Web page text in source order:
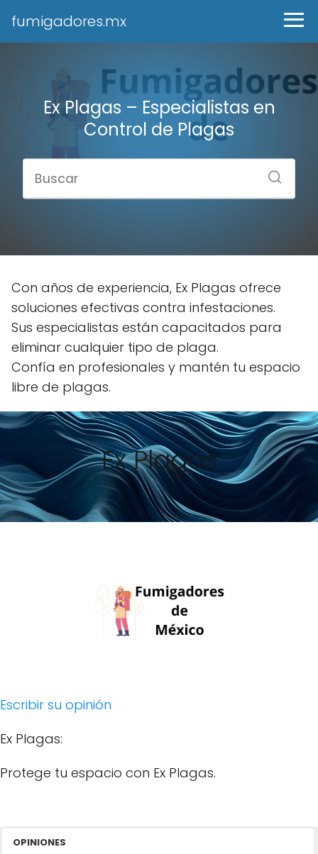
fumigadores.mx
Ex Plagas – Especialistas en
Control de Plagas
Con años de experiencia, Ex Plagas ofrece
soluciones efectivas contra infestaciones.
Sus especialistas están capacitados para
eliminar cualquier tipo de plaga.
Confía en profesionales y mantén tu espacio
libre de plagas.
Ex Plagas
Escribir su opinión
Ex Plagas:
Protege tu espacio con Ex Plagas.
OPINIONES